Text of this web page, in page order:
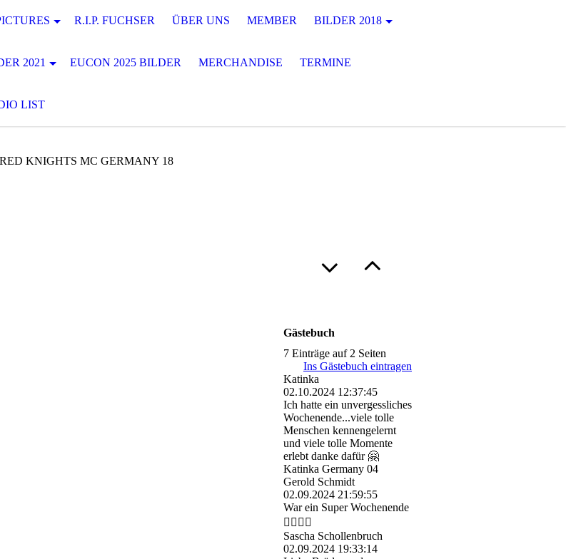
R.I.P. FUCHSER ÜBER UNS MEMBER BILDER 2018
2021 EUCON 2025 BILDER MERCHANDISE TERMINE
LIST
RED KNIGHTS MC GERMANY 18
Gästebuch
7 Einträge auf 2 Seiten
Ins Gästebuch eintragen
Katinka
02.10.2024 12:37:45
Ich hatte ein unvergessliches
Wochenende...viele tolle
Menschen kennengelernt
und viele tolle Momente
erlebt danke dafür 🤗
Katinka Germany 04
Gerold Schmidt
02.09.2024 21:59:55
War ein Super Wochenende
👍🏻👍🏻
Sascha Schollenbruch
02.09.2024 19:33:14